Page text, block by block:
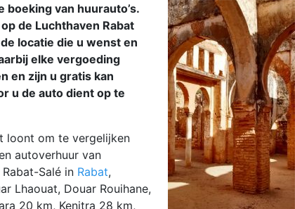
van huurauto’s.
de Luchthaven Rabat
locatie die u wenst en
elke vergoeding
en zijn u gratis kan
u de auto dient op te
loont om te vergelijken
autoverhuur van
Salé in Rabat,
Lhaouat, Douar Rouihane,
20 km, Kenitra 28 km,